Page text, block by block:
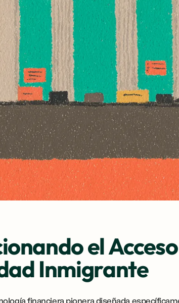
el
Inmigrante
financiera pionera diseñada